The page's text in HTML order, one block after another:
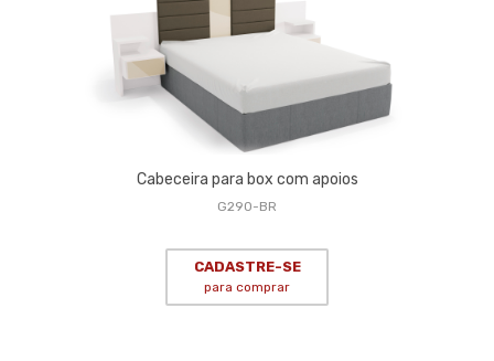
Cabeceira para box com apoios
G290-BR
CADASTRE-SE
para comprar